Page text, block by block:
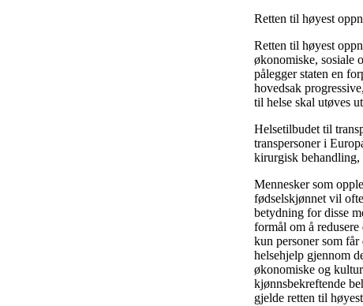
Retten til høyest
Retten til høyest
økonomiske, sosiale
pålegger staten en
hovedsak
til helse skal utøves
Helsetilbudet til
transpersoner i
kirurgisk behandling,
Mennesker som
fødselskjønnet vil
betydning for disse
formål om å
kun personer som
helsehjelp gjennom
økonomiske og
kjønnsbekreftende
gjelde retten til